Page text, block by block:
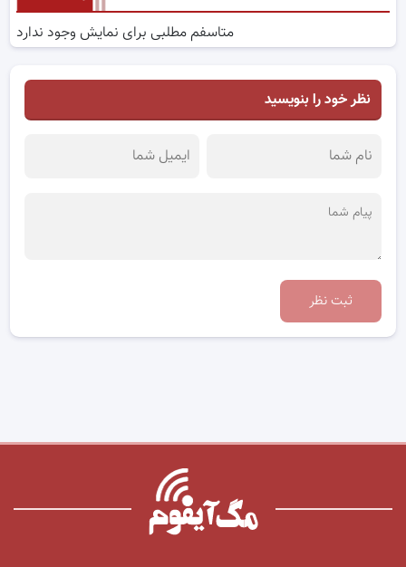
متاسفم مطلبی برای نمایش وجود ندارد
نظر خود را بنویسید
ثبت نظر